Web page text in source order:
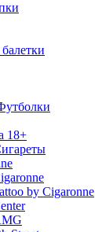
18+
by Cigaronne